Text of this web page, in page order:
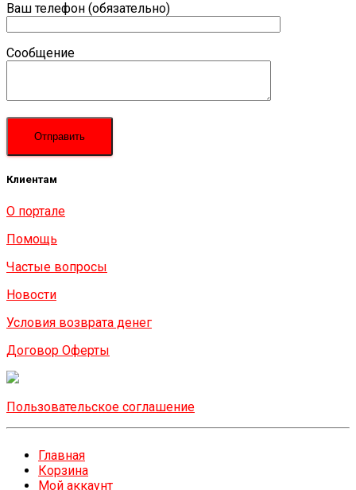
Ваш телефон (обязательно)
Сообщение
Клиентам
О портале
Помощь
Частые вопросы
Новости
Условия возврата денег
Договор Оферты
Пользовательское соглашение
Главная
Корзина
Мой аккаунт